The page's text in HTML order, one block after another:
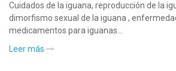
Cuidados de la iguana, reproducción de la
dimorfismo sexual de la iguana ,
medicamentos para iguanas...
Leer más